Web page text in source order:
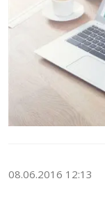
08.06.2016 12:13